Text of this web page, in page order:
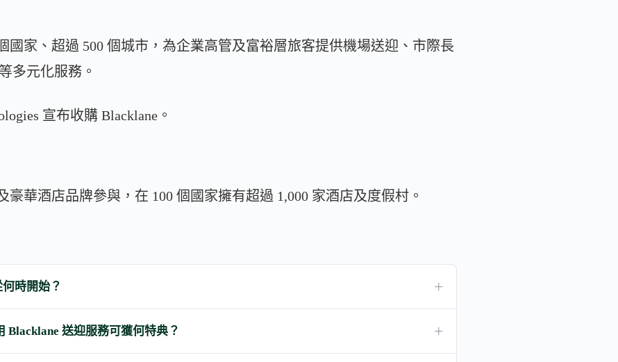
國家、超過 500 個城市，為企業高管及富裕層旅客提供機場送迎、市際長
多元化服務。
宣布收購 Blacklane。
豪華酒店品牌參與，在 100 個國家擁有超過 1,000 家酒店及度假村。
時開始？
Blacklane 送迎服務可獲何特典？